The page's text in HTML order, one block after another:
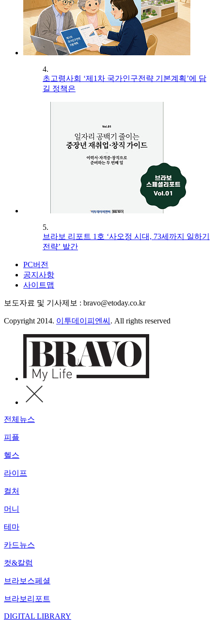
4.
초고령사회 ‘제1차 국가인구전략 기본계획’에 담
길 정책은
5.
브라보 리포트 1호 ‘사오정 시대, 73세까지 일하기
전략’ 발간
PC버전
공지사항
사이트맵
보도자료 및 기사제보 : bravo@etoday.co.kr
Copyright 2014. 이투데이피엔씨 . All rights reserved
전체뉴스
피플
헬스
라이프
컬처
머니
테마
카드뉴스
컷&칼럼
브라보스페셜
브라보리포트
DIGITAL LIBRARY